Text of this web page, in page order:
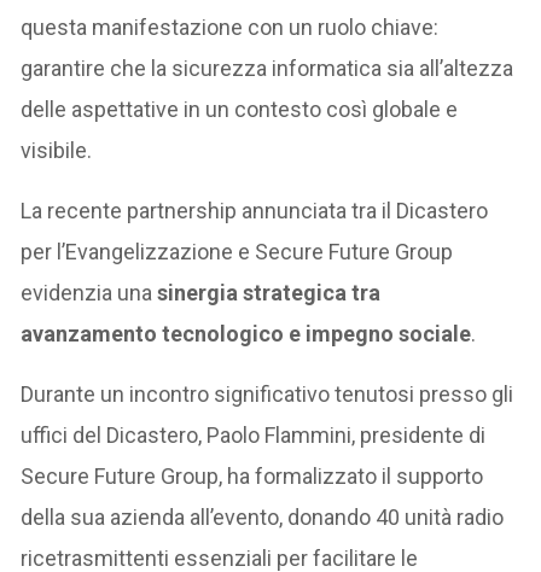
questa manifestazione con un ruolo chiave:
garantire che la sicurezza informatica sia all’altezza
delle aspettative in un contesto così globale e
visibile.
La recente partnership annunciata tra il Dicastero
per l’Evangelizzazione e Secure Future Group
evidenzia una sinergia strategica tra
avanzamento tecnologico e impegno sociale.
Durante un incontro significativo tenutosi presso gli
uffici del Dicastero, Paolo Flammini, presidente di
Secure Future Group, ha formalizzato il supporto
della sua azienda all’evento, donando 40 unità radio
ricetrasmittenti essenziali per facilitare le